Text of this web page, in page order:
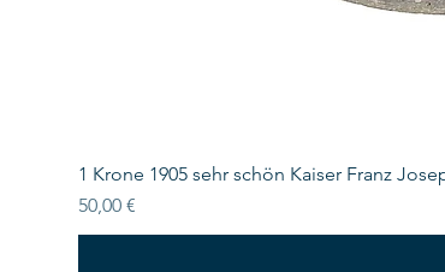
1 Krone 1905 sehr schön Kaiser Franz
Preis
50,00 €